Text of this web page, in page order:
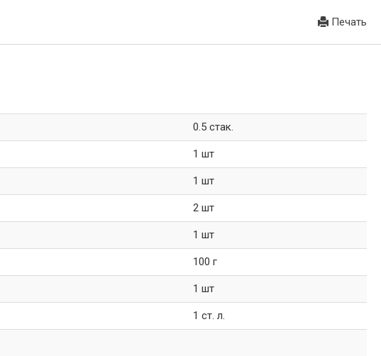
Печать
0.5 стак.
1 шт
1 шт
2 шт
1 шт
100 г
1 шт
1 ст. л.